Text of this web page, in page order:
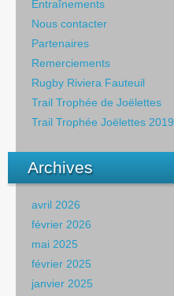
Entraînements
Nous contacter
Partenaires
Remerciements
Rugby Riviera Fauteuil
Trail Trophée de Joëlettes
Trail Trophée Joëlettes 2019
Archives
avril 2026
février 2026
mai 2025
février 2025
janvier 2025